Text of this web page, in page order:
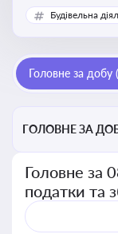
Україні,
Будівельна
Головне за добу
ГОЛОВНЕ ЗА
Головне за
податки та